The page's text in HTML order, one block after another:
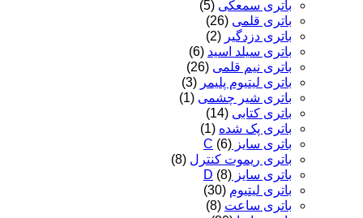
باتری سمعکی (5)
باتری قلمی (26)
باتری دزدگیر (2)
باتری سیلد اسید (6)
باتری نیم قلمی (26)
باتری لیتیوم پلیمر (3)
باتری شیر چشمی (1)
باتری کتابی (14)
باتری پک شده (1)
باتری سایز C (6)
باتری ریموت کنترل (8)
باتری سایز D (8)
باتری لیتیوم (30)
باتری ساعت (8)